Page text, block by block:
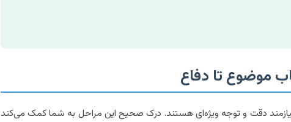
موضوع تا دفاع
دقت و توجه ویژه‌ای هستند. درک صحیح این مراحل به شما کمک می‌کند